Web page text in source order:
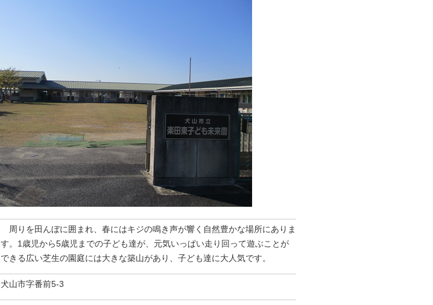
周りを田んぼに囲まれ、春にはキジの鳴き声が響く自然豊かな場所にありま
す。1歳児から5歳児までの子ども達が、元気いっぱい走り回って遊ぶことが
できる広い芝生の園庭には大きな築山があり、子ども達に大人気です。
犬山市字番前5-3